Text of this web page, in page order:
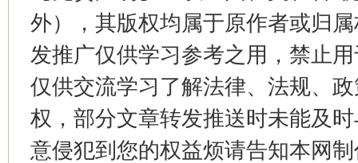
外），其版权均属于原作者或归
发推广仅供学习参考之用，禁止
仅供交流学习了解法律、法规、
权，部分文章转发推送时未能及
意侵犯到您的权益烦请告知本网